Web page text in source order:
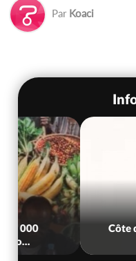
Par Koaci
Côte d'Ivoire :
mutuelle,